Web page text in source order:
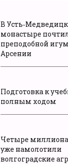
В
монастыре
преподобной
Арсении
Подготовка к
полным ходом
Четыре миллиона
уже намолотили
волгоградские